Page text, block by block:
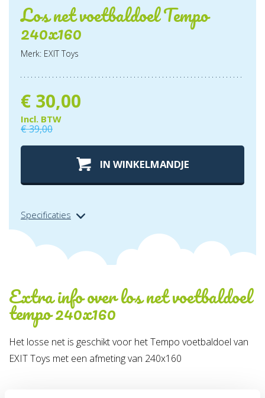
Los net voetbaldoel Tempo
240x160
Merk: EXIT Toys
€ 30,00
Incl. BTW
€39,00
IN WINKELMANDJE
Specificaties
Extra info overlos net voetbaldoel
tempo 240x160
Het losse net is geschikt voor het Tempo voetbaldoel van
EXIT Toys met een afmeting van 240x160